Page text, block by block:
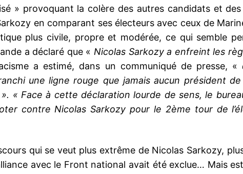
» provoquant la colère des autres candidats et
en comparant ses électeurs avec ceux de
plus civile, propre et modérée, ce qui semble
a déclaré que « Nicolas Sarkozy a enfreint les
a estimé, dans un communiqué de presse, «
une ligne rouge que jamais aucun président
« Face à cette déclaration lourde de sens, le
contre Nicolas Sarkozy pour le 2ème tour de
qui se veut plus extrême de Nicolas Sarkozy,
avec le Front national avait été exclue… Mais